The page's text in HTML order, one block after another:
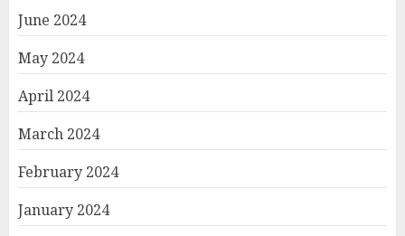
June 2024
May 2024
April 2024
March 2024
February 2024
January 2024